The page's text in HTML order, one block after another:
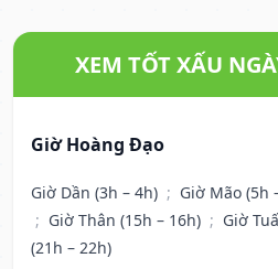
XEM TỐT XẤU
Giờ Hoàng Đạo
Giờ Dần (3h – 4h) ; Giờ Mão (5h
; Giờ Thân (15h – 16h) ; Giờ
(21h – 22h)